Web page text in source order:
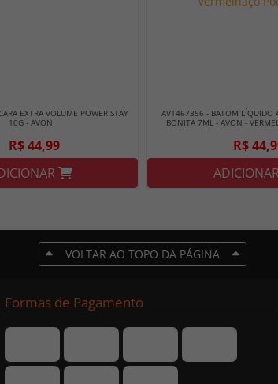
EXTRA VOLUME POWER STAY
10G - AVON
R$ 44,99
AV1467356 - BATOM LÍQUIDO
BONITA 7ML - AVON -
R$
VOLTAR AO TOPO DA PÁGINA
Formas de Pagamento